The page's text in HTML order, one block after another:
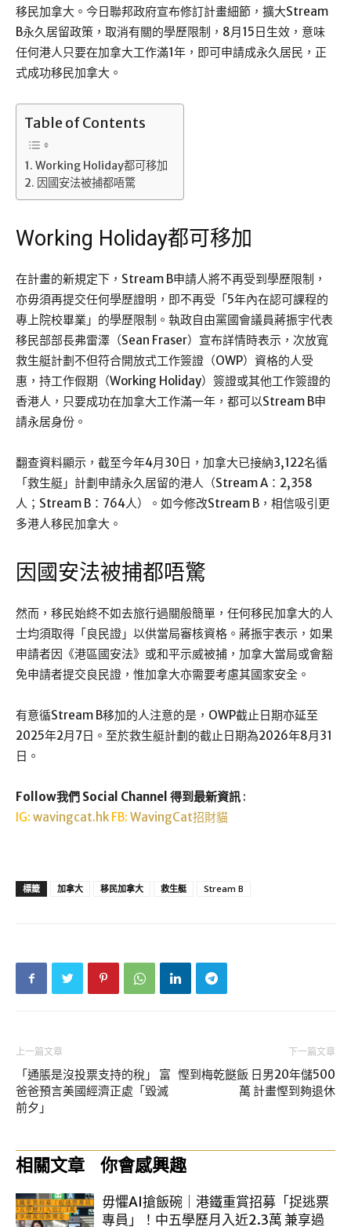
移民加拿大。今日聯邦政府宣布修訂計畫細節，擴大Stream
B永久居留政策，取消有關的學歷限制，8月15日生效，意味
任何港人只要在加拿大工作滿1年，即可申請成永久居民，正
式成功移民加拿大。
Table of Contents
Working Holiday都可移加
因國安法被捕都唔驚
Working Holiday都可移加
在計畫的新規定下，Stream B申請人將不再受到學歷限制，
亦毋須再提交任何學歷證明，即不再受「5年內在認可課程的
專上院校畢業」的學歷限制。執政自由黨國會議員蔣振宇代表
移民部部長弗雷澤（Sean Fraser）宣布詳情時表示，次放寬
救生艇計劃不但符合開放式工作簽證（OWP）資格的人受
惠，持工作假期（Working Holiday）簽證或其他工作簽證的
香港人，只要成功在加拿大工作滿一年，都可以Stream B申
請永居身份。
翻查資料顯示，截至今年4月30日，加拿大已接納3,122名循
「救生艇」計劃申請永久居留的港人（Stream A：2,358
人；Stream B：764人）。如今修改Stream B，相信吸引更
多港人移民加拿大。
因國安法被捕都唔驚
然而，移民始終不如去旅行過關般簡單，任何移民加拿大的人
士均須取得「良民證」以供當局審核資格。蔣振宇表示，如果
申請者因《港區國安法》或和平示威被捕，加拿大當局或會豁
免申請者提交良民證，惟加拿大亦需要考慮其國家安全。
有意循Stream B移加的人注意的是，OWP截止日期亦延至
2025年2月7日。至於救生艇計劃的截止日期為2026年8月31
日。
Follow我們 Social Channel 得到最新資訊 :
IG: wavingcat.hk FB: WavingCat招財貓
標籤 加拿大 移民加拿大 救生艇 Stream B
上一篇文章
「通脹是沒投票支持的稅」 富
爸爸預言美國經濟正處「毀滅
前夕」
下一篇文章
慳到梅乾餸飯 日男20年儲500
萬 計畫慳到夠退休
相關文章 你會感興趣
毋懼AI搶飯碗｜港鐵重賞招募「捉逃票
專員」！中五學歷月入近2.3萬 兼享過